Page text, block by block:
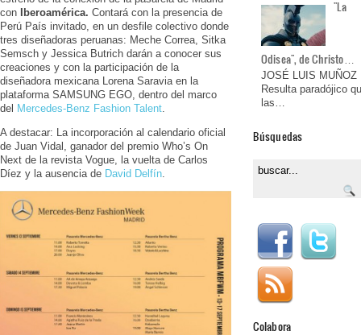
con Iberoamérica. Contará con la presencia de
Perú País invitado, en un desfile colectivo donde
tres diseñadoras peruanas: Meche Correa, Sitka
Semsch y Jessica Butrich darán a conocer sus
creaciones y con la participación de la
diseñadora mexicana Lorena Saravia en la
plataforma SAMSUNG EGO, dentro del marco
del Mercedes-Benz Fashion Talent
A destacar: La incorporación al calendario oficial
de Juan Vidal, ganador del premio Who’s On
Next de la revista Vogue, la vuelta de Carlos
Díez y la ausencia de David Delfín
"La
Odisea", de Christo…
JOSÉ LUIS MUÑOZ
Resulta paradójico
las…
Búsquedas
Colabora